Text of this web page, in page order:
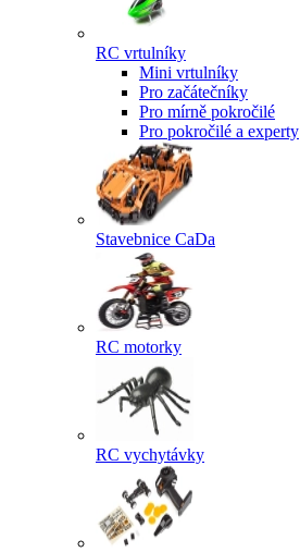
RC vrtulníky
Mini vrtulníky
Pro začátečníky
Pro mírně pokročilé
Pro pokročilé a experty
Stavebnice CaDa
RC motorky
RC vychytávky